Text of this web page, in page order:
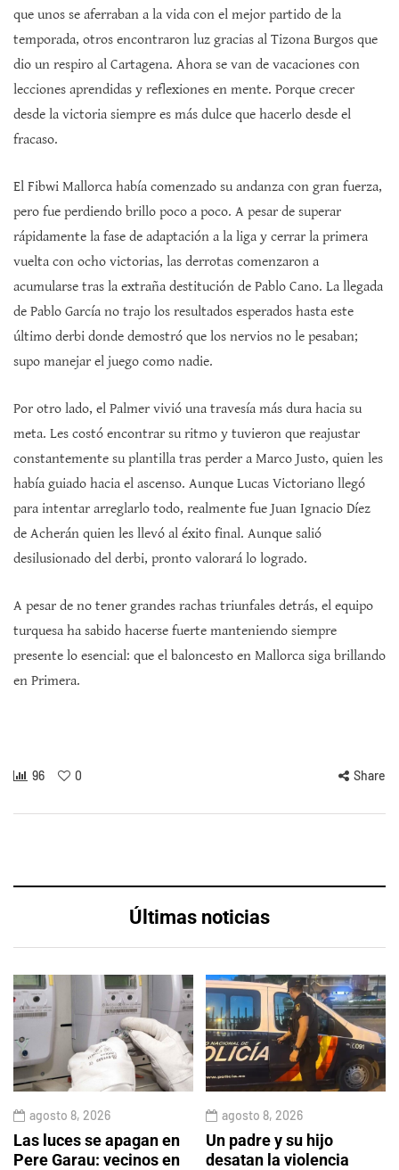
que unos se aferraban a la vida con el mejor partido de la
temporada, otros encontraron luz gracias al Tizona Burgos que
dio un respiro al Cartagena. Ahora se van de vacaciones con
lecciones aprendidas y reflexiones en mente. Porque crecer
desde la victoria siempre es más dulce que hacerlo desde el
fracaso.
El Fibwi Mallorca había comenzado su andanza con gran fuerza,
pero fue perdiendo brillo poco a poco. A pesar de superar
rápidamente la fase de adaptación a la liga y cerrar la primera
vuelta con ocho victorias, las derrotas comenzaron a
acumularse tras la extraña destitución de Pablo Cano. La llegada
de Pablo García no trajo los resultados esperados hasta este
último derbi donde demostró que los nervios no le pesaban;
supo manejar el juego como nadie.
Por otro lado, el Palmer vivió una travesía más dura hacia su
meta. Les costó encontrar su ritmo y tuvieron que reajustar
constantemente su plantilla tras perder a Marco Justo, quien les
había guiado hacia el ascenso. Aunque Lucas Victoriano llegó
para intentar arreglarlo todo, realmente fue Juan Ignacio Díez
de Acherán quien les llevó al éxito final. Aunque salió
desilusionado del derbi, pronto valorará lo logrado.
A pesar de no tener grandes rachas triunfales detrás, el equipo
turquesa ha sabido hacerse fuerte manteniendo siempre
presente lo esencial: que el baloncesto en Mallorca siga brillando
en Primera.
96 0 Share
Últimas noticias
agosto 8, 2026
Las luces se apagan en
Pere Garau: vecinos en
agosto 8, 2026
Un padre y su hijo
desatan la violencia